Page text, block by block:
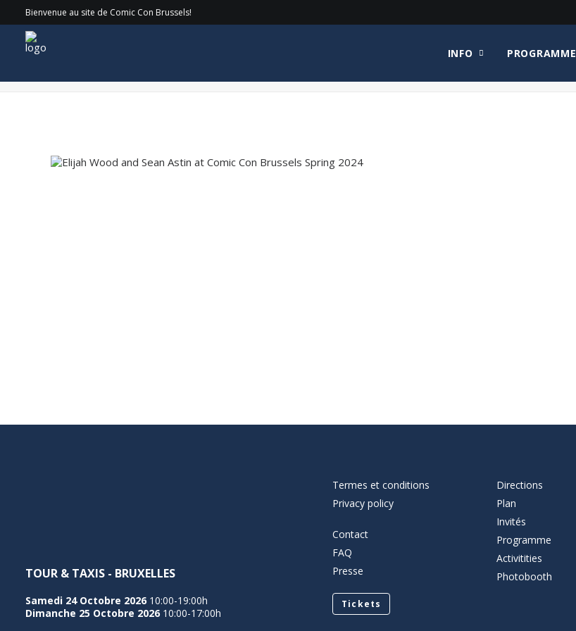
Bienvenue au site de Comic Con Brussels!
INFO PROGRAMME
COMICCON_24-SATURDAY_072 copy-min
TOUR & TAXIS - BRUXELLES
Samedi 24 Octobre 2026 10:00-19:00h
Dimanche 25 Octobre 2026 10:00-17:00h
Termes et conditions
Privacy policy
Contact
FAQ
Presse
Tickets
Directions
Plan
Invités
Programme
Activitities
Photobooth